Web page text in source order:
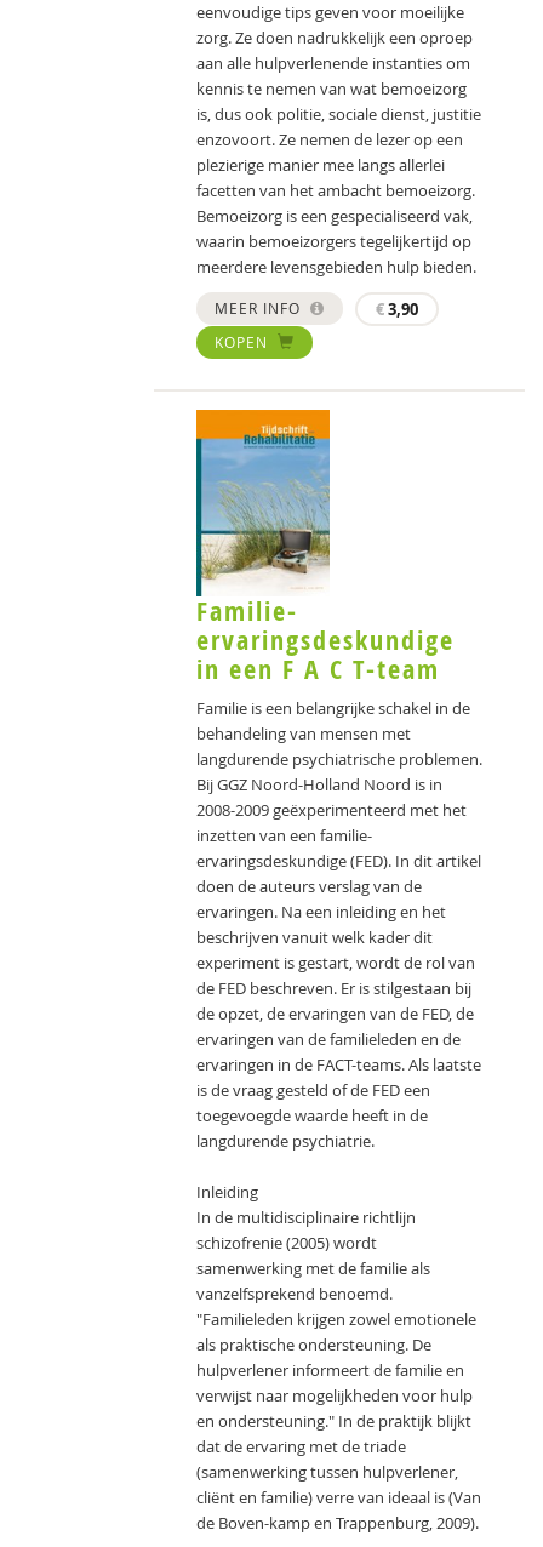
eenvoudige tips geven voor moeilijke
zorg. Ze doen nadrukkelijk een oproep
aan alle hulpverlenende instanties om
kennis te nemen van wat bemoeizorg
is, dus ook politie, sociale dienst, justitie
enzovoort. Ze nemen de lezer op een
plezierige manier mee langs allerlei
facetten van het ambacht bemoeizorg.
Bemoeizorg is een gespecialiseerd vak,
waarin bemoeizorgers tegelijkertijd op
meerdere levensgebieden hulp bieden.
MEER INFO €3,90
KOPEN
Familie-
ervaringsdeskundige
in een F A C T-team
Familie is een belangrijke schakel in de
behandeling van mensen met
langdurende psychiatrische problemen.
Bij GGZ Noord-Holland Noord is in
2008-2009 geëxperimenteerd met het
inzetten van een familie-
ervaringsdeskundige (FED). In dit artikel
doen de auteurs verslag van de
ervaringen. Na een inleiding en het
beschrijven vanuit welk kader dit
experiment is gestart, wordt de rol van
de FED beschreven. Er is stilgestaan bij
de opzet, de ervaringen van de FED, de
ervaringen van de familieleden en de
ervaringen in de FACT-teams. Als laatste
is de vraag gesteld of de FED een
toegevoegde waarde heeft in de
langdurende psychiatrie.
Inleiding
In de multidisciplinaire richtlijn
schizofrenie (2005) wordt
samenwerking met de familie als
vanzelfsprekend benoemd.
"Familieleden krijgen zowel emotionele
als praktische ondersteuning. De
hulpverlener informeert de familie en
verwijst naar mogelijkheden voor hulp
en ondersteuning." In de praktijk blijkt
dat de ervaring met de triade
(samenwerking tussen hulpverlener,
cliënt en familie) verre van ideaal is (Van
de Boven-kamp en Trappenburg, 2009).